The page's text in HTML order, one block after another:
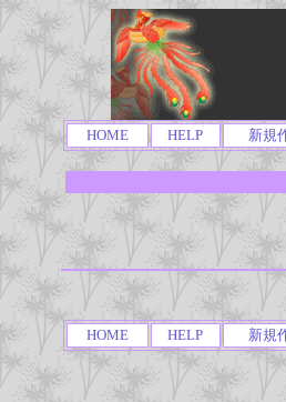
HOME HELP 新規
HOME HELP 新規